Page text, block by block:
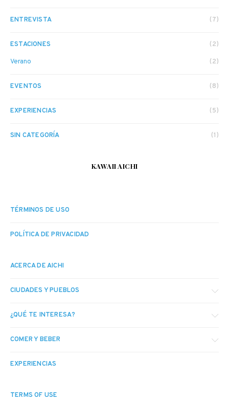
ENTREVISTA (7)
ESTACIONES (2)
Verano (2)
EVENTOS (8)
EXPERIENCIAS (5)
SIN CATEGORÍA (1)
KAWAII AICHI
TÉRMINOS DE USO
POLÍTICA DE PRIVACIDAD
ACERCA DE AICHI
CIUDADES Y PUEBLOS
¿QUÉ TE INTERESA?
COMER Y BEBER
EXPERIENCIAS
TERMS OF USE